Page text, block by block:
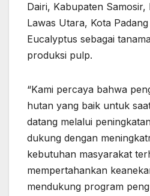
Dairi, Kabupaten
Lawas Utara, Kota
Eucalyptus sebagai
produksi pulp.
“Kami percaya bahwa
hutan yang baik untuk
datang melalui
dukung dengan
kebutuhan masyarakat
mempertahankan
mendukung program